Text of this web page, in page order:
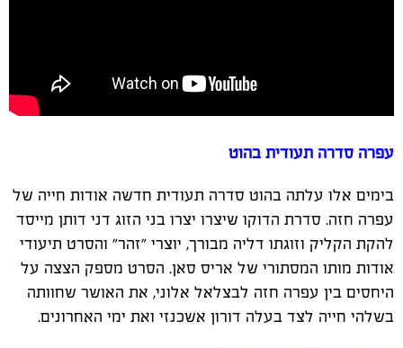
עפרה סדרה תעודית בהוט
בימים אלו עלתה בהוט סדרה תעודית חדשה אודות חייה של
עפרה חזה. סדרת הדוקו שיצרו יצרו בני הזוג דני דותן מייסד
להקת הקליק וזוגתו דליה מבורך, יוצרי "זהר" והסרט תיעודי
אודות מותו המסתורי של אריס סאן. הסרט מספק הצצה על
היחסים בין עפרה חזה לבצלאל אלוני, את האושר שחוותה
בשלהי חייה לצד בעלה דורון אשכנזי ואת ימי האחרונים.